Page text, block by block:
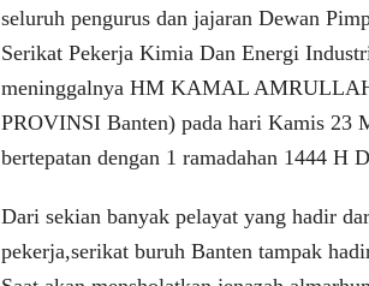
seluruh pengurus dan jajaran Dewan
Serikat Pekerja Kimia Dan Energi
meninggalnya HM KAMAL
PROVINSI Banten) pada hari Kamis 23
bertepatan dengan 1 ramadahan 1444 H
Dari sekian banyak pelayat yang hadir
pekerja,serikat buruh Banten tampak